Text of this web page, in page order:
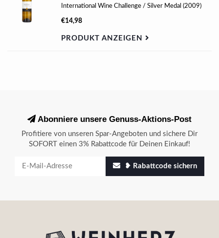
International Wine Challenge / Silver Medal (2009)
€14,98
PRODUKT ANZEIGEN
Abonniere unsere Genuss-Aktions-Post
Profitiere von unseren Spar-Angeboten und sichere Dir
SOFORT einen 3% Rabattcode für Deinen Einkauf!
❥ Rabattcode sichern